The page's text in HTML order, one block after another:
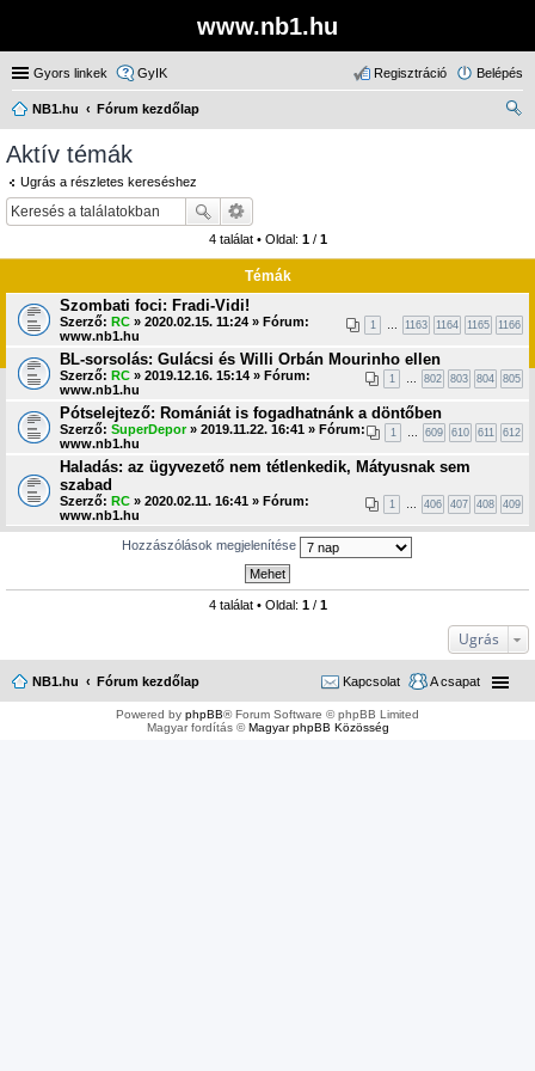
www.nb1.hu
Gyors linkek GyIK Belépés
Regisztráció
NB1.hu
Fórum kezdőlap
Aktív témák
Ugrás a részletes kereséshez
4 találat • Oldal: 1/ 1
Témák
Szombati foci: Fradi-Vidi!
1 1163 1164 1165 1166
Szerző: RC » 2020.02.15. 11:24 » Fórum:
www.nb1.hu
BL-sorsolás: Gulácsi és Willi Orbán Mourinho ellen
1 802 803 804 805
Szerző: RC » 2019.12.16. 15:14 » Fórum:
www.nb1.hu
Pótselejtező: Romániát is fogadhatnánk a döntőben
1 609 610 611 612
Szerző: SuperDepor» 2019.11.22. 16:41 » Fórum:
www.nb1.hu
Haladás: az ügyvezető nem tétlenkedik, Mátyusnak sem
szabad
1 406 407 408 409
Szerző: RC » 2020.02.11. 16:41 » Fórum:
www.nb1.hu
Hozzászólások megjelenítése
4 találat • Oldal: 1/ 1
Ugrás
NB1.hu Fórum kezdőlap A csapat
Kapcsolat
Powered by phpBB® Forum Software © phpBB Limited
Magyar fordítás ©Magyar phpBB Közösség